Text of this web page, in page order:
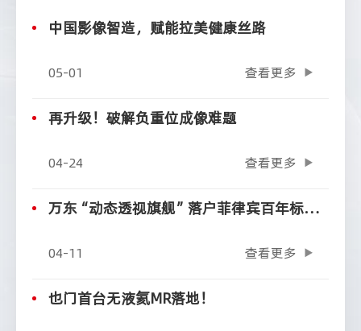
中国影像智造，赋能拉美健康丝路
05-01 查看更多
再升级！破解负重位成像难题
04-24 查看更多
万东“动态透视旗舰”落户菲律宾百年标杆医院
04-11 查看更多
也门首台无液氦MR落地！